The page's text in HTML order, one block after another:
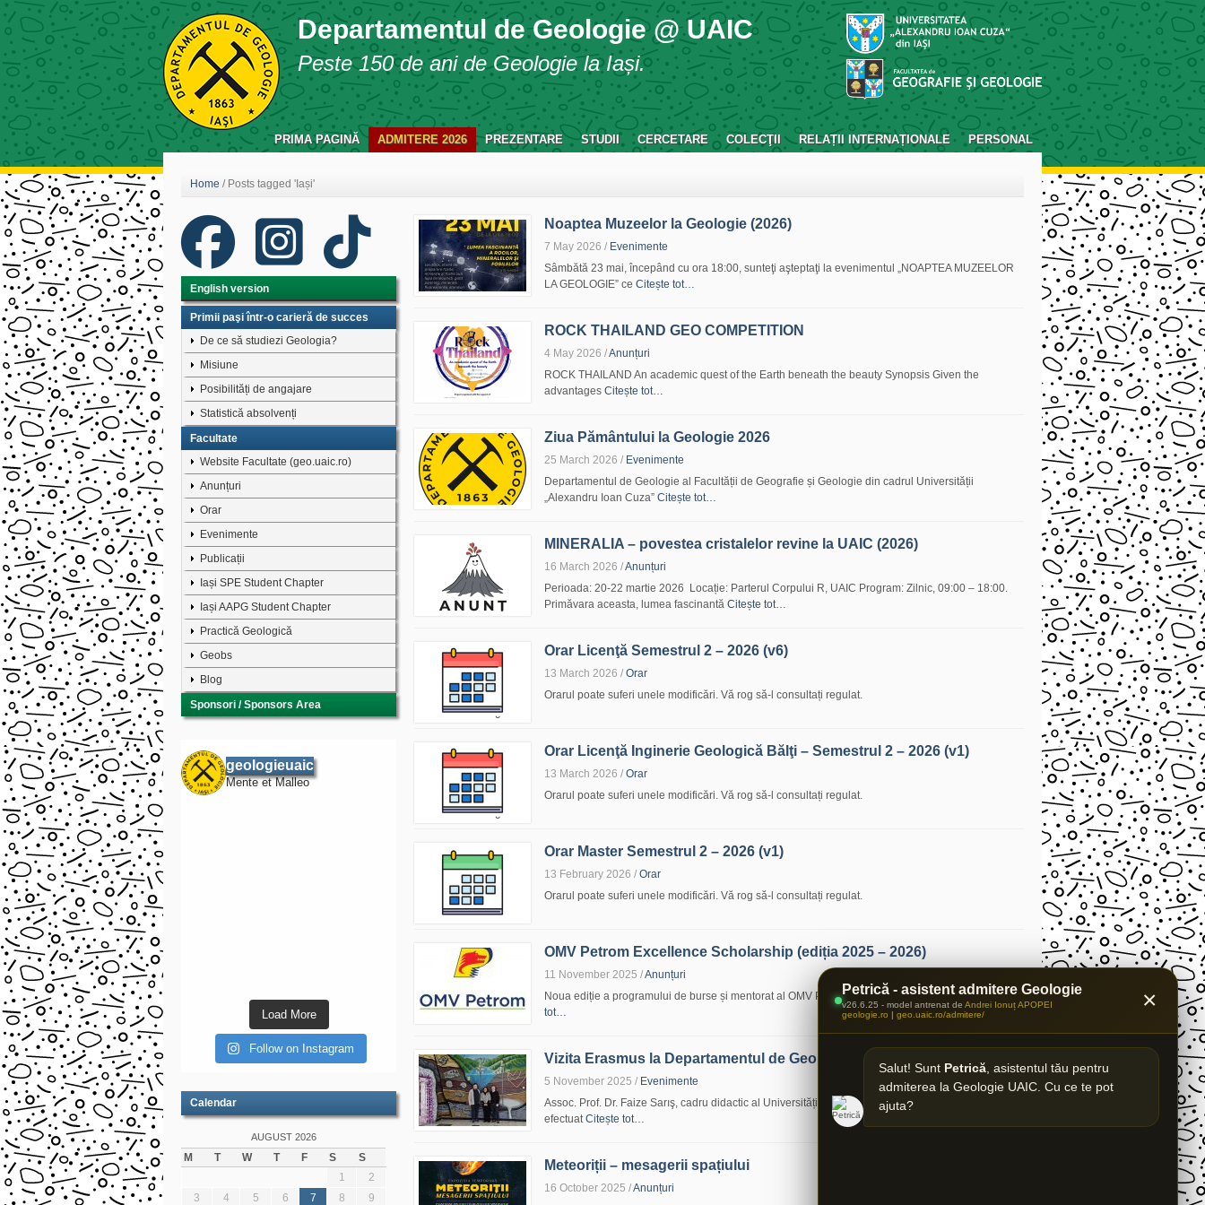
Departamentul de Geologie @ UAIC
Peste 150 de ani de Geologie la Iași.
PRIMA PAGINĂ ADMITERE 2026 PREZENTARE STUDII CERCETARE COLECŢII RELAȚII INTERNAȚIONALE PERSONAL
Home / Posts tagged 'Iași'
Noaptea Muzeelor la Geologie (2026)
7 May 2026 / Evenimente
Sâmbătă 23 mai, începând cu ora 18:00, sunteţi aşteptaţi la evenimentul „NOAPTEA MUZEELOR
LA GEOLOGIE” ce Citește tot…
ROCK THAILAND GEO COMPETITION
4 May 2026 /Anunțuri
ROCK THAILAND An academic quest of the Earth beneath the beauty Synopsis Given the
advantages Citește tot…
Ziua Pământului la Geologie 2026
25 March 2026 / Evenimente
Departamentul de Geologie al Facultății de Geografie și Geologie din cadrul Universității
„Alexandru Ioan Cuza” Citește tot…
MINERALIA – povestea cristalelor revine la UAIC (2026)
16 March 2026 /Anunțuri
Perioada: 20-22 martie 2026 Locație: Parterul Corpului R, UAIC Program: Zilnic, 09:00 – 18:00.
Primăvara aceasta, lumea fascinantă Citește tot…
Orar Licenţă Semestrul 2 – 2026 (v6)
13 March 2026 / Orar
Orarul poate suferi unele modificări. Vă rog să-l consultați regulat.
Orar Licenţă Inginerie Geologică Bălţi – Semestrul 2 – 2026 (v1)
13 March 2026 / Orar
Orarul poate suferi unele modificări. Vă rog să-l consultați regulat.
Orar Master Semestrul 2 – 2026 (v1)
13 February 2026 / Orar
Orarul poate suferi unele modificări. Vă rog să-l consultați regulat.
OMV Petrom Excellence Scholarship (ediția 2025 – 2026)
11 November 2025 /Anunțuri
Noua ediție a programului de burse și mentorat al OMV Petrom își deschide înscrierile! EștiCitește
tot…
Vizita Erasmus la Departamentul de Geologie
5 November 2025 / Evenimente
Assoc. Prof. Dr. Faize Sarış, cadru didactic al Universității Çanakkale Onsekiz Mart (Turcia), a
efectuatCitește tot…
Meteoriții – mesagerii spațiului
16 October 2025 /Anunțuri
English version
Primii paşi într-o carieră de succes
De ce să studiezi Geologia?
Misiune
Posibilități de angajare
Statistică absolvenți
Facultate
Website Facultate (geo.uaic.ro)
Anunțuri
Orar
Evenimente
Publicații
Iași SPE Student Chapter
Iași AAPG Student Chapter
Practică Geologică
Geobs
Blog
Sponsori / Sponsors Area
geologieuaic
Mente et Malleo
Load More
Follow on Instagram
Calendar
AUGUST 2026
M T W T F S
S
1
2
3
4 5 6 7 8 9
Petrică - asistent admitere Geologie
v26.6.25 - model antrenat de Andrei Ionuț APOPEI
geologie.ro | geo.uaic.ro/admitere/
×
Salut! Sunt Petrică , asistentul tău pentru
admiterea la Geologie UAIC. Cu ce te pot
ajuta?